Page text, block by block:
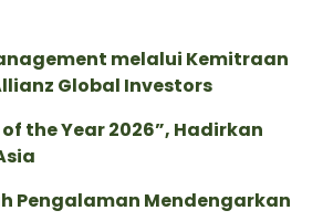
melalui Kemitraan
Global Investors
the Year 2026”, Hadirkan
Pengalaman Mendengarkan